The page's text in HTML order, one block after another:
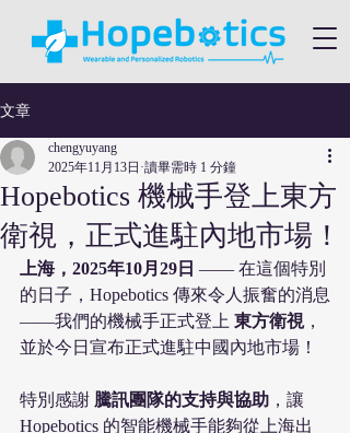
文章
Hopebotics 機械手登上東方
衛視，正式進駐內地市場！
chengyuyang
2025年11月13日 讀畢需時 1 分鐘
上海，2025年10月29日 —— 在這個特別
的日子，Hopebotics 傳來令人振奮的消息
——我們的機械手正式登上 東方衛視，
並於今日宣布正式進駐中國內地市場！
特別感謝 騰訊團隊的支持與協助 ，讓
Hopebotics 的智能機械手能夠從上海出